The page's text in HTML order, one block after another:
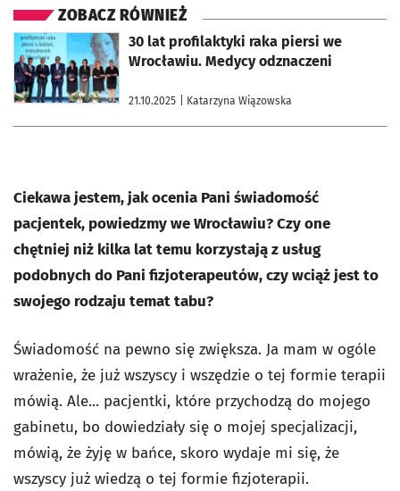
ZOBACZ RÓWNIEŻ
30 lat profilaktyki raka piersi we
Wrocławiu. Medycy odznaczeni
21.10.2025 | Katarzyna Wiązowska
otworzy się w nowej karcie
Ciekawa jestem, jak ocenia Pani świadomość
pacjentek, powiedzmy we Wrocławiu? Czy one
chętniej niż kilka lat temu korzystają z usług
podobnych do Pani fizjoterapeutów, czy wciąż jest to
swojego rodzaju temat tabu?
Świadomość na pewno się zwiększa. Ja mam w ogóle
wrażenie, że już wszyscy i wszędzie o tej formie terapii
mówią. Ale... pacjentki, które przychodzą do mojego
gabinetu, bo dowiedziały się o mojej specjalizacji,
mówią, że żyję w bańce, skoro wydaje mi się, że
wszyscy już wiedzą o tej formie fizjoterapii.